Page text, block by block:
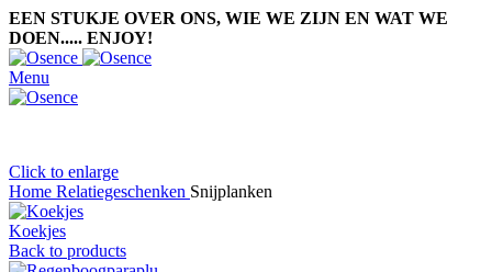
EEN STUKJE OVER ONS, WIE WE ZIJN EN WAT WE
DOEN..... ENJOY!
Menu
Click to enlarge
Home Relatiegeschenken Snijplanken
Koekjes
Back to products